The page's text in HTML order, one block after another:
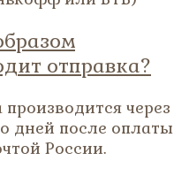
отправка?
через
дней после оплаты
России.